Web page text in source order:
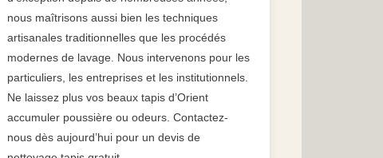
nous maîtrisons aussi bien les techniques
artisanales traditionnelles que les procédés
modernes de lavage. Nous intervenons pour les
particuliers, les entreprises et les institutionnels.
Ne laissez plus vos beaux tapis d’Orient
accumuler poussière ou odeurs. Contactez-
nous dès aujourd’hui pour un devis de